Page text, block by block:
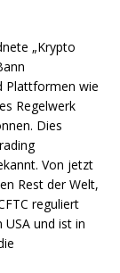
„Krypto
Plattformen wie
Regelwerk
Dies
Von jetzt
Rest der Welt,
reguliert
und ist in